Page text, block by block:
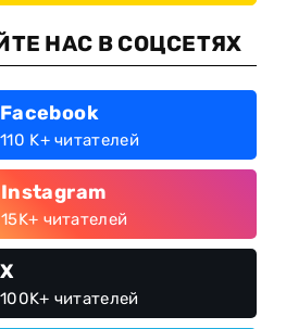
НАС В СОЦСЕТЯХ
Facebook
110 K+ читателей
Instagram
15K+ читателей
X
100K+ читателей